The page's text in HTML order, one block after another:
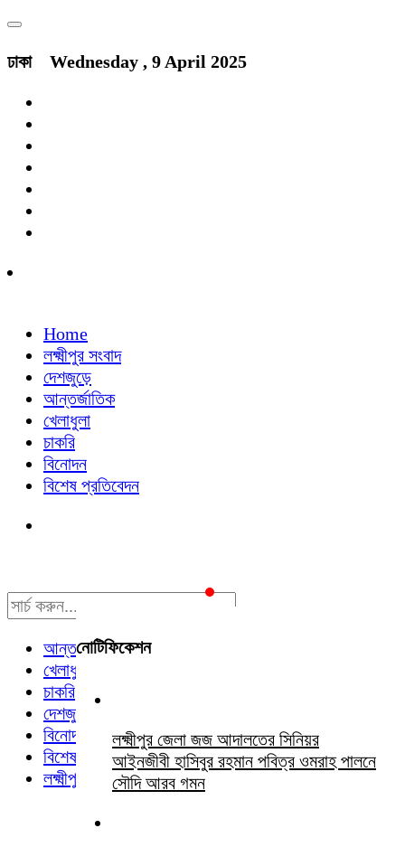
ঢাকা Wednesday , 9 April 2025
Home
লক্ষ্মীপুর সংবাদ
দেশজুড়ে
আন্তর্জাতিক
খেলাধুলা
চাকরি
বিনোদন
বিশেষ প্রতিবেদন
নোটিফিকেশন
লক্ষ্মীপুর জেলা জজ আদালতের সিনিয়র
আইনজীবী হাসিবুর রহমান পবিত্র ওমরাহ পালনে
সৌদি আরব গমন
আন্তর্জাতিক
খেলাধুলা
চাকরি
দেশজুড়ে
বিনোদন
বিশেষ প্রতিবেদন
লক্ষ্মীপুর সংবাদ